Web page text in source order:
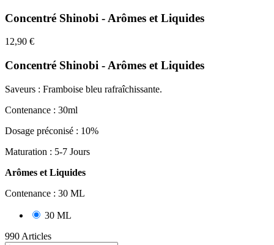
Concentré Shinobi - Arômes et Liquides
12,90 €
Concentré Shinobi - Arômes et Liquides
Saveurs : Framboise bleu rafraîchissante.
Contenance : 30ml
Dosage préconisé : 10%
Maturation : 5-7 Jours
Arômes et Liquides
Contenance : 30 ML
30 ML
990 Articles